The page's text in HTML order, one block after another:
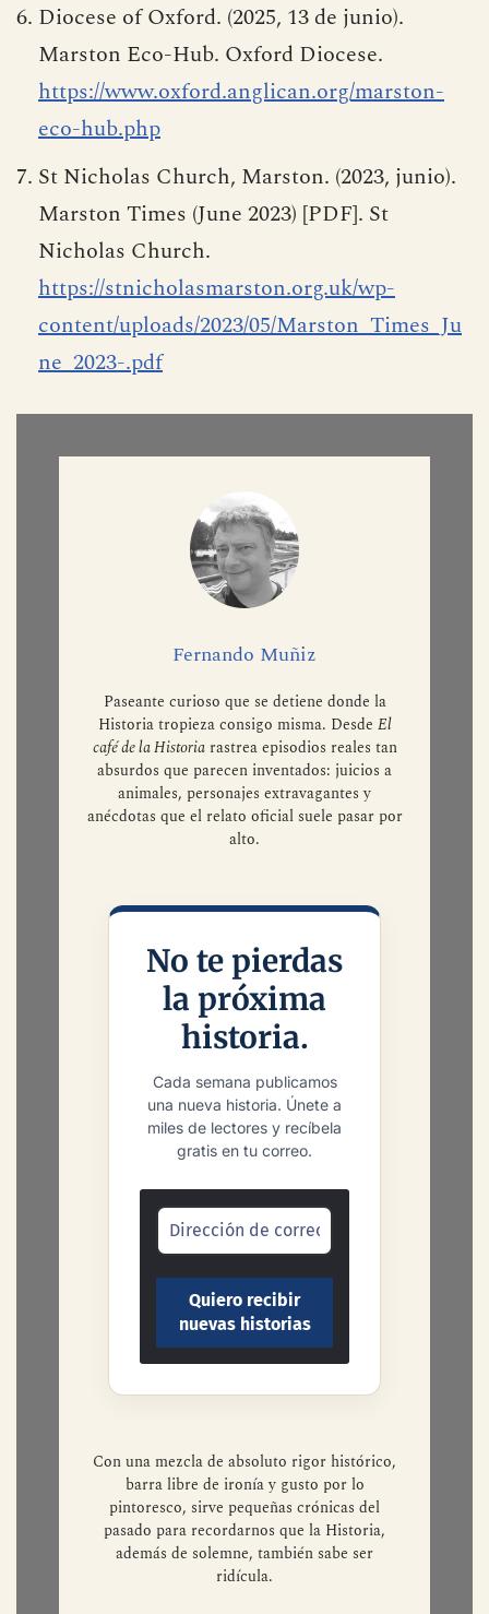
Diocese of Oxford. (2025, 13 de junio).
Marston Eco-Hub. Oxford Diocese.
https://www.oxford.anglican.org/marston-
eco-hub.php
St Nicholas Church, Marston. (2023, junio).
Marston Times (June 2023) [PDF]. St
Nicholas Church.
https://stnicholasmarston.org.uk/wp-
content/uploads/2023/05/Marston_Times_Ju
ne_2023-.pdf
Fernando Muñiz
Paseante curioso que se detiene donde la
Historia tropieza consigo misma. Desde El
café de la Historiarastrea episodios reales tan
absurdos que parecen inventados: juicios a
animales, personajes extravagantes y
anécdotas que el relato oficial suele pasar por
alto.
No te pierdas
la próxima
historia.
Cada semana publicamos
una nueva historia. Únete a
miles de lectores y recíbela
gratis en tu correo.
Con una mezcla de absoluto rigor histórico,
barra libre de ironía y gusto por lo
pintoresco, sirve pequeñas crónicas del
pasado para recordarnos que la Historia,
además de solemne, también sabe ser
ridícula.